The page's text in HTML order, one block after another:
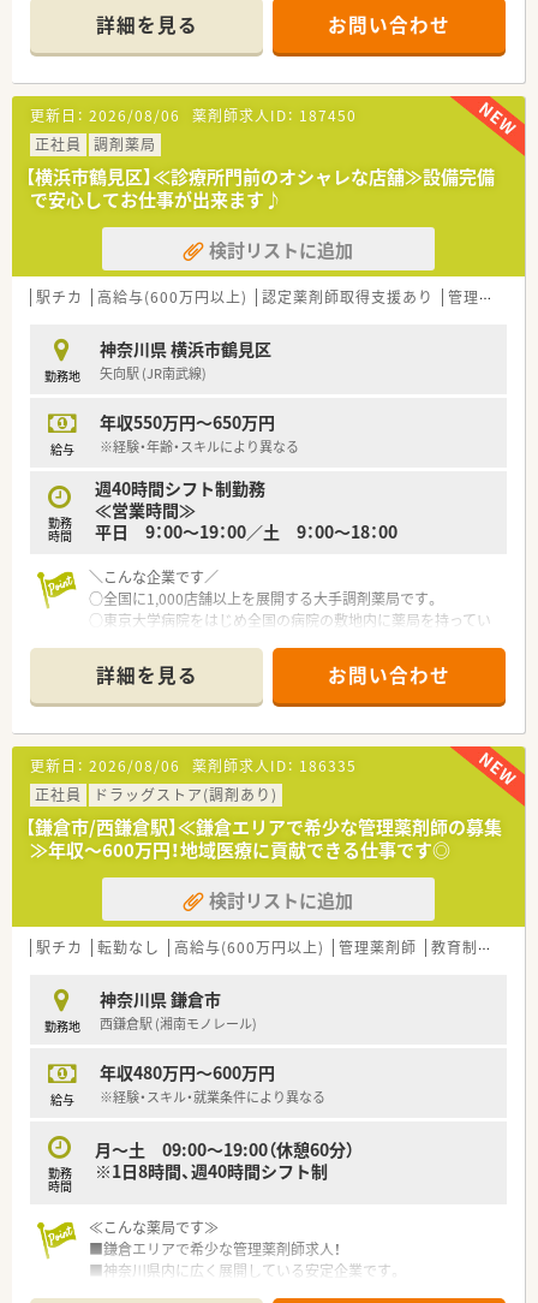
■研修制度は様々なプランがあり、集合研修だけでなく任意で受
講可能な研修も幅広く用意されています
■店舗で活躍する従業員、社外で活躍する従業員、将来経営幹部
となる従業員など、薬剤師として様々な活躍ができるフィールド
を用意されています
■総合薬剤師・調剤薬剤師（土日休み・19時までの勤務）どちらか
の働き方を選択できます
■調剤併設型だけでなく「医療モール・クリニック併設店舗」「敷
地内薬局」「訪問調剤特化型店舗」など様々な店舗を運営してい
ます
■在宅医療にも積極的取り組んでおり「訪問調剤特化型店舗」を
50店舗以上、無菌調剤室は業界最多の51店舗設置しています
■「プラチナくるみん認定企業」「健康経営優良法人2023（大規模
法人部門）認定」等を取得し一人ひとりが働きやすい環境が整備
■充実した研修制度、人事制度、評価制度、キャリア支援制度等
があるのも特徴です
詳細を見る お問い合わせ
更新日： 2026/08/06 薬剤師求人ID： 187450
正社員
調剤薬局
【横浜市鶴見区】≪診療所門前のオシャレな店舗≫設備完備
で安心してお仕事が出来ます♪
検討リストに追加
駅チカ 高給与(600万円以上) 認定薬剤師取得支援あり 管理薬剤師
勤務地
神奈川県 横浜市鶴見区
矢向駅 (JR南武線)
給与
年収550万円～650万円
※経験・年齢・スキルにより異なる
勤務
時間
週40時間シフト制勤務
≪営業時間≫
平日 9：00～19：00／土 9：00～18：00
＼こんな企業です／
○全国に1,000店舗以上を展開する大手調剤薬局です。
○東京大学病院をはじめ全国の病院の敷地内に薬局を持ってい
病診薬連携を強化することで、地域にお住いの患者様に高度な医
療の提供を実現しています。
○全店「同一の機械・システム」を採用しており、且つ処方箋の応
需内容が多岐にわたる（敷地内・病院門前・医療モール・CL門前）
ので、スキルUPしたい方にはお勧めもです。
○長期就業＆自己研讃を続ける事で給与があがる仕組みになっ
ており、将来的に高年収も狙う事が出来ます。
○インターネットを使って処方薬の飲み方を遠隔指導する「オン
ライン服薬指導」、今後も病院の「敷地内薬局」の推進、女性客の
取り込みを狙う店舗でデザインの一新。
M&Aによる店舗拡大と業界のリーディングカンパニーとして成
長を続けています。
○どの店舗も、最新システムが整っています！
〇「社員第一主義」を掲げている同社では、福利厚生面が手厚く
年間休日120日以上、「連続休暇制度（年に1回、最大9連休を取得
できる制度）」等
してくれる制度が充実しています。
〇社員割引制度、財形貯蓄制度、スポーツジム優待等が受けられ
〇産休・育休・時短勤務者2,097人以上等、どれも業界トップクラ
スの実績!
産休、育休取得はもちろんのこと、育児短時間勤務制度を実施
す。
法律では3歳までですが、同社では小学校就学時までの期間利用
可能♪
詳細を見る お問い合わせ
更新日： 2026/08/06 薬剤師求人ID： 186335
正社員
ドラッグストア(調剤あり)
【鎌倉市/西鎌倉駅】≪鎌倉エリアで希少な管理薬剤師の募集
≫年収～600万円！地域医療に貢献できる仕事です◎
検討リストに追加
駅チカ 転勤なし 高給与(600万円以上) 管理薬剤師 教育制度あり
勤務地
神奈川県 鎌倉市
西鎌倉駅 (湘南モノレール)
給与
年収480万円～600万円
※経験・スキル・就業条件により異なる
勤務
時間
月～土 09:00～19:00（休憩60分）
※1日8時間、週40時間シフト制
≪こんな薬局です≫
■鎌倉エリアで希少な管理薬剤師求人！
■神奈川県内に広く展開している安定企業です。